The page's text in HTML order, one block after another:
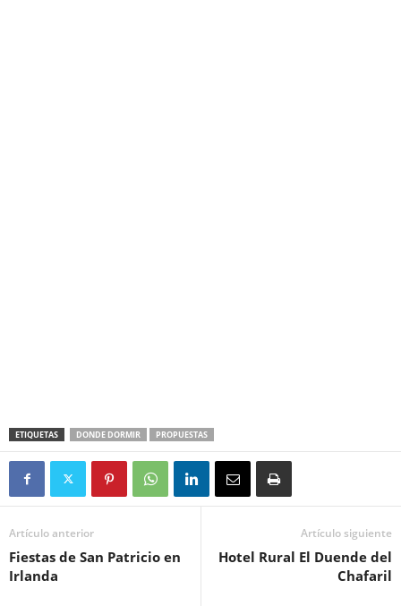
ETIQUETAS DONDE DORMIR PROPUESTAS
Artículo anterior
Fiestas de San Patricio en
Irlanda
Artículo siguiente
Hotel Rural El Duende del
Chafaril